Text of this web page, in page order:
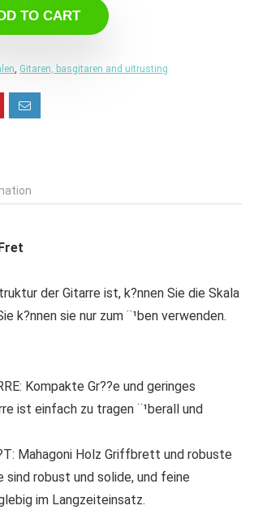
TO CART
, Gitaren, basgitaren and uitrusting
der Gitarre ist, k?nnen Sie die Skala
k?nnen sie nur zum ¨¹ben verwenden.
Kompakte Gr??e und geringes
ist einfach zu tragen ¨¹berall und
Mahagoni Holz Griffbrett und robuste
robust und solide, und feine
im Langzeiteinsatz.